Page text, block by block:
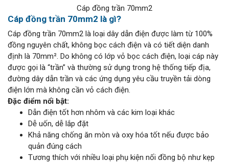
Cáp đồng trần 70mm2
Cáp đồng trần 70mm2 là gì?
Cáp đồng trần 70mm2 là loại dây dẫn điện được làm từ 100%
đồng nguyên chất, không bọc cách điện và có tiết diện danh
định là 70mm². Do không có lớp vỏ bọc cách điện, loại cáp này
được gọi là “trần” và thường sử dụng trong hệ thống tiếp địa,
đường dây dẫn trần và các ứng dụng yêu cầu truyền tải dòng
điện lớn mà không cần vỏ cách điện.
Đặc điểm nổi bật:
Dẫn điện tốt hơn nhôm và các kim loại khác
Dễ uốn, dễ lắp đặt
Khả năng chống ăn mòn và oxy hóa tốt nếu được bảo
quản đúng cách
Tương thích với nhiều loại phụ kiện nối đồng bộ như kẹp